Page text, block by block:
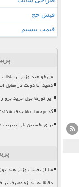
فیش حج
قیمت بیسیم
می خواهید وزیر ارتباطات
دهید اما دولت در مقابل
اپراتورها پول خرید
کدام حساب ها حذف
برای نخستین بار
متا از نخست وزیر هند
دقیقا به اندازه مصرف